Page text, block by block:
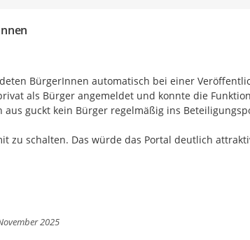
BürgerInnen automatisch bei einer
als Bürger angemeldet und konnte die
guckt kein Bürger regelmäßig ins
zu schalten. Das würde das Portal deutlich
2025